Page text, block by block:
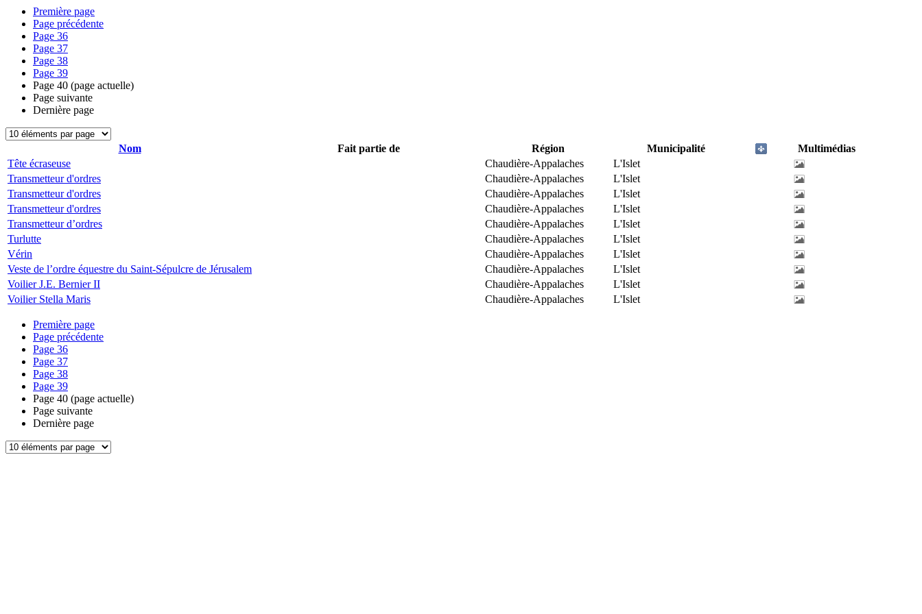
Première page
Page précédente
Page 36
Page 37
Page 38
Page 39
Page 40 (page actuelle)
Page suivante
Dernière page
Nom Fait partie de Région Municipalité
Multimédias
Tête écraseuse
Chaudière-Appalaches
L'Islet
Transmetteur d'ordres
Chaudière-Appalaches
L'Islet
Transmetteur d'ordres
Chaudière-Appalaches
L'Islet
Transmetteur d'ordres
Chaudière-Appalaches
L'Islet
Transmetteur d’ordres
Chaudière-Appalaches
L'Islet
Turlutte
Chaudière-Appalaches
L'Islet
Vérin
Chaudière-Appalaches
L'Islet
Veste de l’ordre équestre du Saint-Sépulcre de Jérusalem
Chaudière-Appalaches
L'Islet
Voilier J.E. Bernier II
Chaudière-Appalaches
L'Islet
Voilier Stella Maris
Chaudière-Appalaches L'Islet
Première page
Page précédente
Page 36
Page 37
Page 38
Page 39
Page 40 (page actuelle)
Page suivante
Dernière page